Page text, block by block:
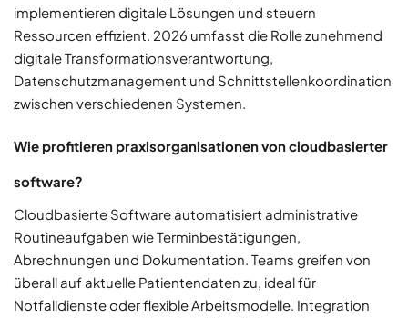
implementieren digitale Lösungen und steuern
Ressourcen effizient. 2026 umfasst die Rolle zunehmend
digitale Transformationsverantwortung,
Datenschutzmanagement und Schnittstellenkoordination
zwischen verschiedenen Systemen.
Wie profitieren praxisorganisationen von cloudbasierter
software?
Cloudbasierte Software automatisiert administrative
Routineaufgaben wie Terminbestätigungen,
Abrechnungen und Dokumentation. Teams greifen von
überall auf aktuelle Patientendaten zu, ideal für
Notfalldienste oder flexible Arbeitsmodelle. Integration